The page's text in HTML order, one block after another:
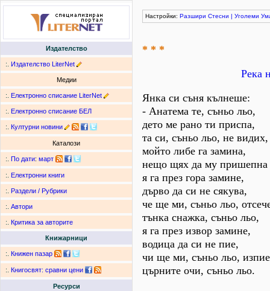
Издателство
:. Издателство LiterNet
Медии
:. Електронно списание LiterNet
:. Електронно списание БЕЛ
:. Културни новини
Каталози
:. По дати: март
:. Електронни книги
:. Раздели / Рубрики
:. Автори
:. Критика за авторите
Книжарници
:. Книжен пазар
:. Книгосвят: сравни цени
Ресурси
Настройки: Разшири Стесни | Уголеми
* * *
Река
Янка си съня кълнеше:
- Анатема те, съньо льо,
дето ме рано ти приспа,
та си, съньо льо, не видих,
мойто либе га замина,
нещо щях да му пришепна
я га през гора замине,
дърво да си не сякува,
че ще ми, съньо льо,
тънка снажка, съньо льо,
я га през извор замине,
водица да си не пие,
чи ще ми, съньо льо,
църните очи, съньо льо.